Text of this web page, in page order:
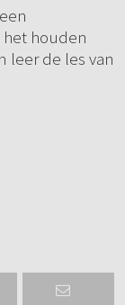
houden
leer de les van